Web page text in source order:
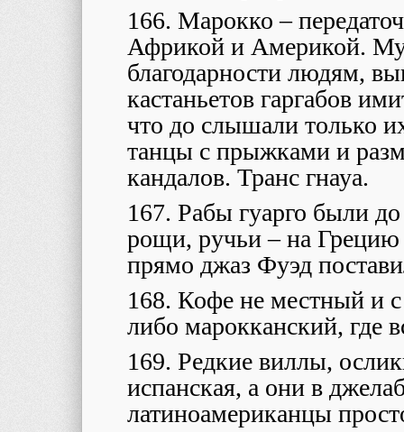
166. Марокко –
Африкой и Америкой.
благодарности людям,
кастаньетов гаргабов
что до слышали только
танцы с прыжками и
кандалов. Транс гнауа.
167. Рабы гуарго были
рощи, ручьи – на
прямо джаз Фуэд
168. Кофе не местный и
либо марокканский, где
169. Редкие виллы,
испанская, а они в
латиноамериканцы